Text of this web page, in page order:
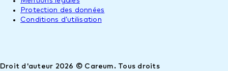
Droit d'auteur 2026 © Careum. Tous droits
Protection des données
Conditions d’utilisation